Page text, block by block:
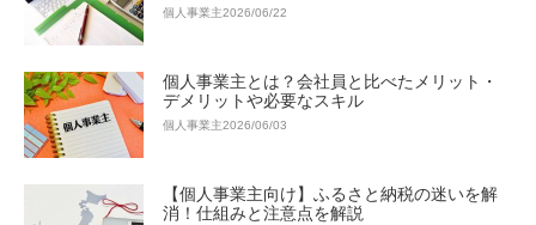
2026/06/22
個人事業主
個人事業主とは？会社員と比べたメリット・
デメリットや必要なスキル
2026/06/03
個人事業主
【個人事業主向け】ふるさと納税の迷いを解
消！仕組みと注意点を解説